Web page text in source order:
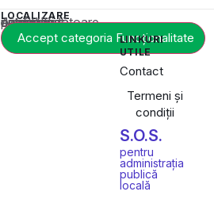
LOCALIZARE
Acest conținut este blocat până când acceptați categoria corespunzătoare de cookie-uri.
Accept categoria Funcționalitate
LINKURI
UTILE
Contact
Termeni și
condiții
S.O.S.
pentru
administrația
publică
locală